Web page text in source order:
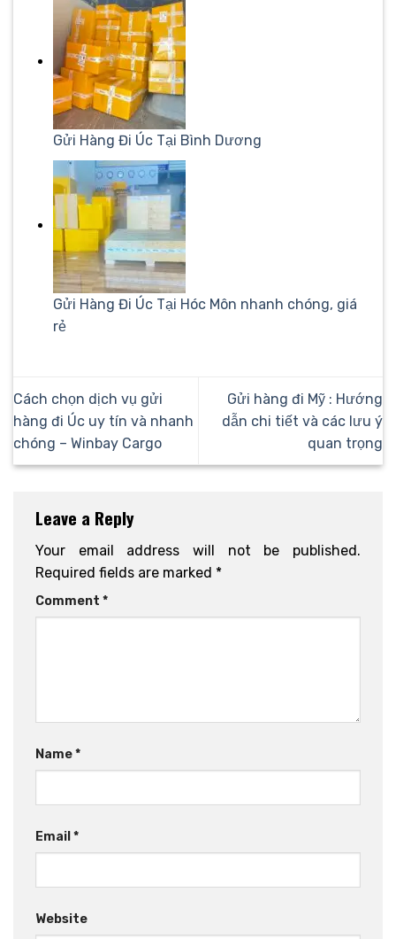
Gửi Hàng Đi Úc Tại Bình Dương
Gửi Hàng Đi Úc Tại Hóc Môn nhanh chóng, giá
rẻ
Cách chọn dịch vụ gửi
hàng đi Úc uy tín và nhanh
chóng – Winbay Cargo
Gửi hàng đi Mỹ : Hướng
dẫn chi tiết và các lưu ý
quan trọng
Leave a Reply
Your email address will not be published.
Required fields are marked *
Comment *
Name*
Email *
Website